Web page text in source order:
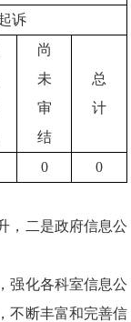
诉
尚
未
审
结
总
计
0
0
，二是政府信息公
强化各科室信息公
不断丰富和完善信